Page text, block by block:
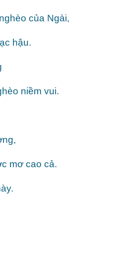
của Ngài,
hậu.
niềm vui.
mơ cao cả.